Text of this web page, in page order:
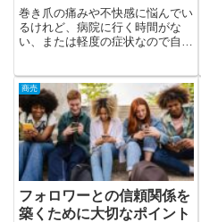
巻き爪の痛みや不快感に悩んでい
るけれど、病院に行く時間がな
い、または軽度の症状なので自分
すると悪化する可能性があります
が、初期段階であれば自宅でのセ
ルフケアで症状を和らげることが
で...
商売
フォロワーとの信頼関係を
築くために大切なポイント